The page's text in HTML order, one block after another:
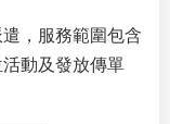
，服務範圍包含
動及發放傳單